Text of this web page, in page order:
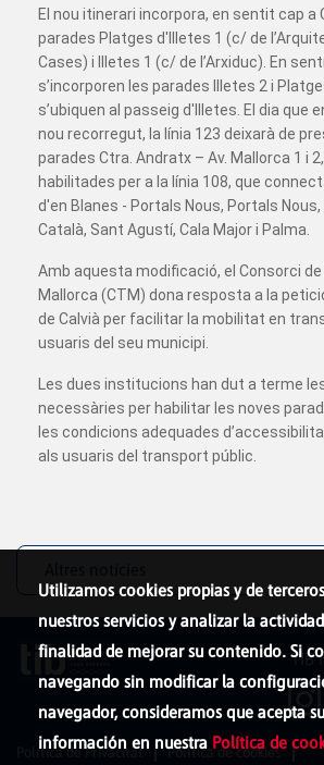
El nou itinerari incorpora, en sentit cap a
parades Platges d'Illetes 1 (c/ de
Cases) i Illetes 1 (c/ de l’Arxiduc). En
s’incorporen les parades Illetes 2 i
s’ubiquen al passeig d'Illetes. El dia que
nou recorregut, la línia 123 deixarà de
parades Ctra. Andratx – Av. Mallorca 1 i
habilitades per a la línia 108, que
d'en Blanes - Portals Nous, Portals
Català, Sant Agustí, Cala Major i Palma.
Amb aquesta modificació, el Consorci
Mallorca (CTM) dona resposta a la
de Calvià per facilitar la mobilitat en
usuaris del seu municipi.
Les dues institucions han dut a terme
necessàries per habilitar les noves
les condicions adequades
als usuaris del transport públic.
Utilizamos cookies propias y de
nuestros servicios y analizar la
finalidad de mejorar su contenido. Si
navegando sin modificar la
navegador, consideramos que acepta
información en nuestra Política de
TIB
Política de Privacitat Política de cookies